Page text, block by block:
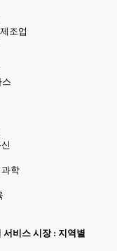
조업
스
학
비스 시장 : 지역별